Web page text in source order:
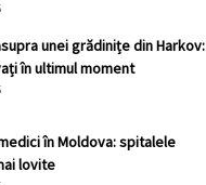
unei grădinițe din Harkov:
în ultimul moment
în Moldova: spitalele
lovite